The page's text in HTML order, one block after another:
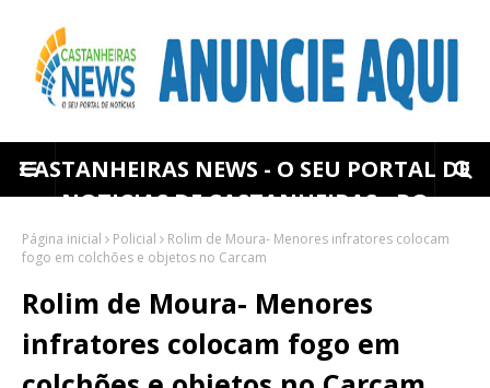
CASTANHEIRAS NEWS - O SEU PORTAL DE
NOTICIAS DE CASTANHEIRAS - RO
Página inicial Policial
Rolim de Moura- Menores infratores colocam
fogo em colchões e objetos no Carcam
Rolim de Moura- Menores
infratores colocam fogo em